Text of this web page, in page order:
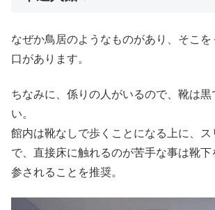
なぜか鳥居のようなものがあり、そこを
口があります。
ちなみに、係りの人がいるので、靴は黒
い。
館内は靴なしで歩くことになる上に、
で、直接床に触れるのが苦手な事は靴
参されることを推奨。